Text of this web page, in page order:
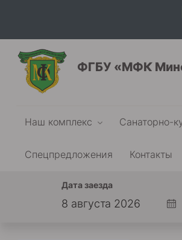
ФГБУ «МФК
Наш комплекс Санаторно-
Спецпредложения Контакты
Дата заезда